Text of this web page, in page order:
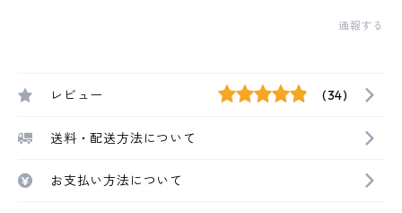
通報する
レビュー (34)
送料・配送方法について
お支払い方法について